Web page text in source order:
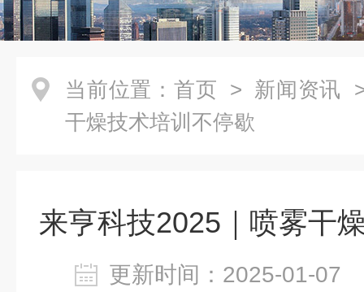
当前位置： 首页 > 新闻资讯
干燥技术培训不停歇
来亨科技2025｜喷雾干
更新时间：2025-01-